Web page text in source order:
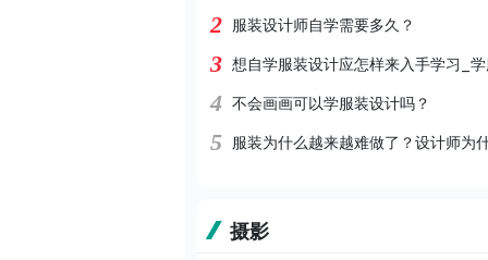
2 服装设计师自学需要多久？
3 想自学服装设计应怎样来入手学习_
4 不会画画可以学服装设计吗？
5 服装为什么越来越难做了？设计师为
摄影